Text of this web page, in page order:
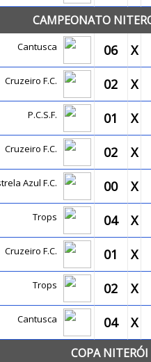
CAMPEONATO
Cantusca 06 X
Cruzeiro F.C. 02 X
P.C.S.F. 01 X
Cruzeiro F.C. 02 X
Azul F.C. 00 X
Trops 04 X
Cruzeiro F.C. 01 X
Trops 02 X
Cantusca 04 X
COPA